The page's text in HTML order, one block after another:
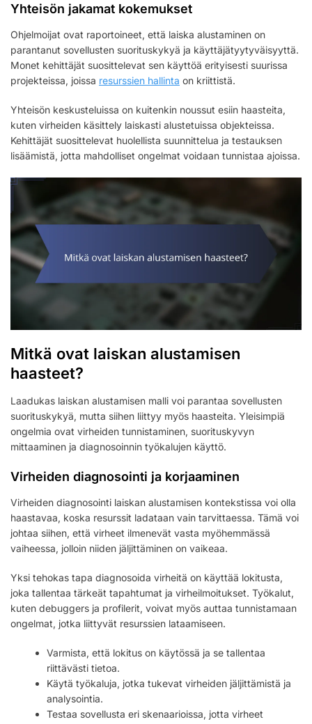
Yhteisön jakamat kokemukset
Ohjelmoijat ovat raportoineet, että laiska alustaminen on
parantanut sovellusten suorituskykyä ja käyttäjätyytyväisyyttä.
Monet kehittäjät suosittelevat sen käyttöä erityisesti suurissa
projekteissa, joissa resurssien hallinta on kriittistä.
Yhteisön keskusteluissa on kuitenkin noussut esiin haasteita,
kuten virheiden käsittely laiskasti alustetuissa objekteissa.
Kehittäjät suosittelevat huolellista suunnittelua ja testauksen
lisäämistä, jotta mahdolliset ongelmat voidaan tunnistaa ajoissa.
Mitkä ovat laiskan alustamisen
haasteet?
Laadukas laiskan alustamisen malli voi parantaa sovellusten
suorituskykyä, mutta siihen liittyy myös haasteita. Yleisimpiä
ongelmia ovat virheiden tunnistaminen, suorituskyvyn
mittaaminen ja diagnosoinnin työkalujen käyttö.
Virheiden diagnosointi ja korjaaminen
Virheiden diagnosointi laiskan alustamisen kontekstissa voi olla
haastavaa, koska resurssit ladataan vain tarvittaessa. Tämä voi
johtaa siihen, että virheet ilmenevät vasta myöhemmässä
vaiheessa, jolloin niiden jäljittäminen on vaikeaa.
Yksi tehokas tapa diagnosoida virheitä on käyttää lokitusta,
joka tallentaa tärkeät tapahtumat ja virheilmoitukset. Työkalut,
kuten debuggers ja profilerit, voivat myös auttaa tunnistamaan
ongelmat, jotka liittyvät resurssien lataamiseen.
Varmista, että lokitus on käytössä ja se tallentaa
riittävästi tietoa.
Käytä työkaluja, jotka tukevat virheiden jäljittämistä ja
analysointia.
Testaa sovellusta eri skenaarioissa, jotta virheet